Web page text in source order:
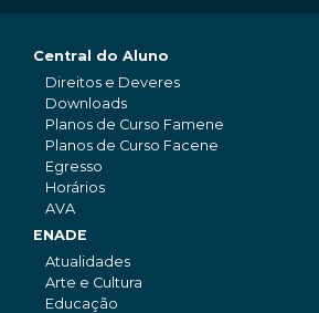
Central do Aluno
Direitos e Deveres
Downloads
Planos de Curso Famene
Planos de Curso Facene
Egresso
Horários
AVA
ENADE
Atualidades
Arte e Cultura
Educação